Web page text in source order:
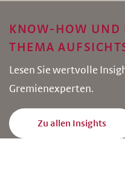
KNOW-HOW UND
THEMA
Lesen Sie wertvolle
Gremienexperten.
Zu allen Insights